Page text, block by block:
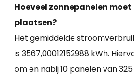
Hoeveel zonnepanelen
plaatsen?
Het gemiddelde
is 3567,00012152988 kWh.
om en nabij 10 panelen van